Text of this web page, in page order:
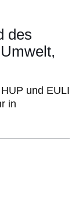
des
und EULI
in